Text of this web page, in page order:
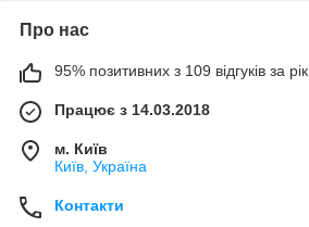
Про нас
95% позитивних з 109 відгуків за рік
Працює з 14.03.2018
м. Київ
Київ, Україна
Контакти